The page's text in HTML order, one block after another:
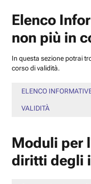
Elenco
non più in
In questa sezione potrai
corso di validità.
ELENCO
VALIDITÀ
Moduli per
diritti degli